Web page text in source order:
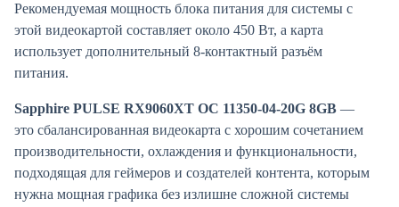
Рекомендуемая мощность блока питания для системы с
этой видеокартой составляет около 450 Вт, а карта
использует дополнительный 8-контактный разъём
питания.
Sapphire PULSE RX9060XT OC 11350-04-20G 8GB —
это сбалансированная видеокарта с хорошим сочетанием
производительности, охлаждения и функциональности,
подходящая для геймеров и создателей контента, которым
нужна мощная графика без излишне сложной системы